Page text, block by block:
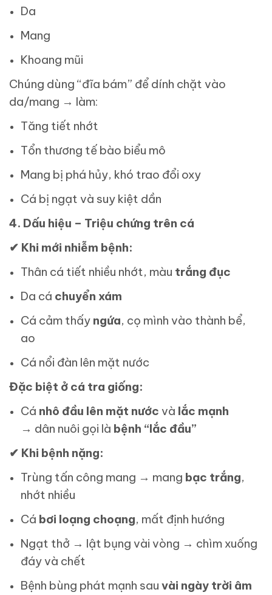
Da
Mang
Khoang mũi
Chúng dùng “đĩa bám” để dính chặt vào
da/mang → làm:
Tăng tiết nhớt
Tổn thương tế bào biểu mô
Mang bị phá hủy, khó trao đổi oxy
Cá bị ngạt và suy kiệt dần
4. Dấu hiệu – Triệu chứng trên cá
✔ Khi mới nhiễm bệnh:
Thân cá tiết nhiều nhớt, màu trắng đục
Da cá chuyển xám
Cá cảm thấy ngứa, cọ mình vào thành bể,
ao
Cá nổi đàn lên mặt nước
Đặc biệt ở cá tra giống:
Cá nhô đầu lên mặt nước và lắc mạnh
→ dân nuôi gọi là bệnh “lắc đầu”
✔ Khi bệnh nặng:
Trùng tấn công mang → mang bạc trắng,
nhớt nhiều
Cá bơi loạng choạng, mất định hướng
Ngạt thở → lật bụng vài vòng → chìm xuống
đáy và chết
Bệnh bùng phát mạnh sauvài ngày trời âm